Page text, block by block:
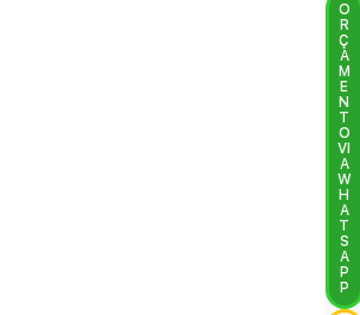
O
R
Ç
A
M
E
N
T
O
VI
A
W
H
A
T
S
A
P
P